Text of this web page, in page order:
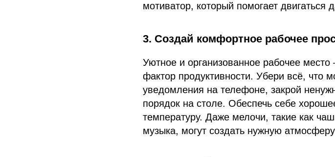
мотиватор, который помогает двигаться
3. Создай комфортное рабочее
Уютное и организованное рабочее
фактор продуктивности. Убери всё, что
уведомления на телефоне, закрой
порядок на столе. Обеспечь себе
температуру. Даже мелочи, такие как
музыка, могут создать нужную